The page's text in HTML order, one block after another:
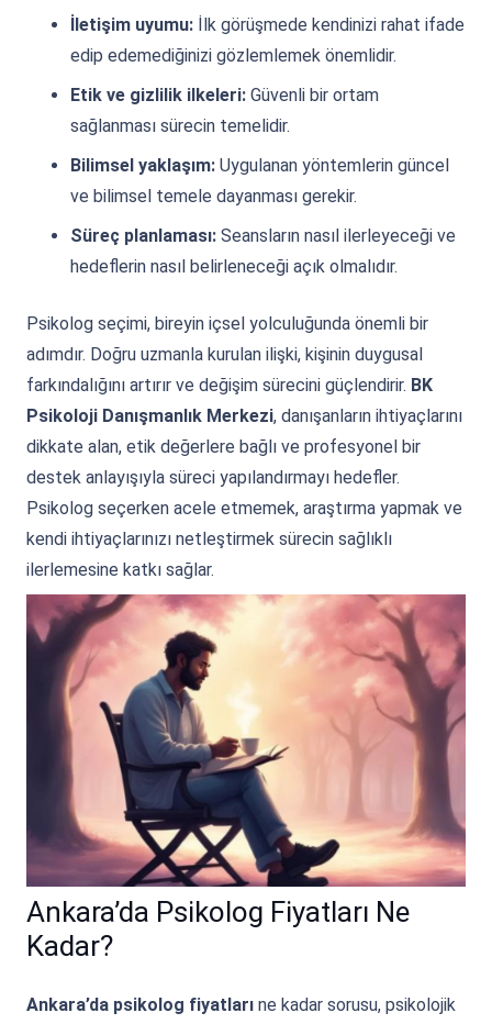
İletişim uyumu: İlk görüşmede kendinizi rahat ifade
edip edemediğinizi gözlemlemek önemlidir.
Etik ve gizlilik ilkeleri: Güvenli bir ortam
sağlanması sürecin temelidir.
Bilimsel yaklaşım: Uygulanan yöntemlerin güncel
ve bilimsel temele dayanması gerekir.
Süreç planlaması: Seansların nasıl ilerleyeceği ve
hedeflerin nasıl belirleneceği açık olmalıdır.
Psikolog seçimi, bireyin içsel yolculuğunda önemli bir
adımdır. Doğru uzmanla kurulan ilişki, kişinin duygusal
farkındalığını artırır ve değişim sürecini güçlendirir. BK
Psikoloji Danışmanlık Merkezi, danışanların ihtiyaçlarını
dikkate alan, etik değerlere bağlı ve profesyonel bir
destek anlayışıyla süreci yapılandırmayı hedefler.
Psikolog seçerken acele etmemek, araştırma yapmak ve
kendi ihtiyaçlarınızı netleştirmek sürecin sağlıklı
ilerlemesine katkı sağlar.
Ankara’da Psikolog Fiyatları Ne
Kadar?
Ankara’da psikolog fiyatları ne kadar sorusu, psikolojik